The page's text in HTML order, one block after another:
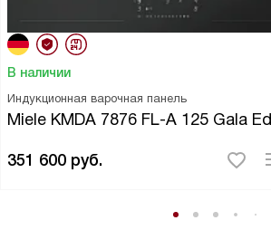
В наличии
Индукционная варочная панель
Miele KMDA 7876 FL-A 125 Gala Ed
351 600 руб.